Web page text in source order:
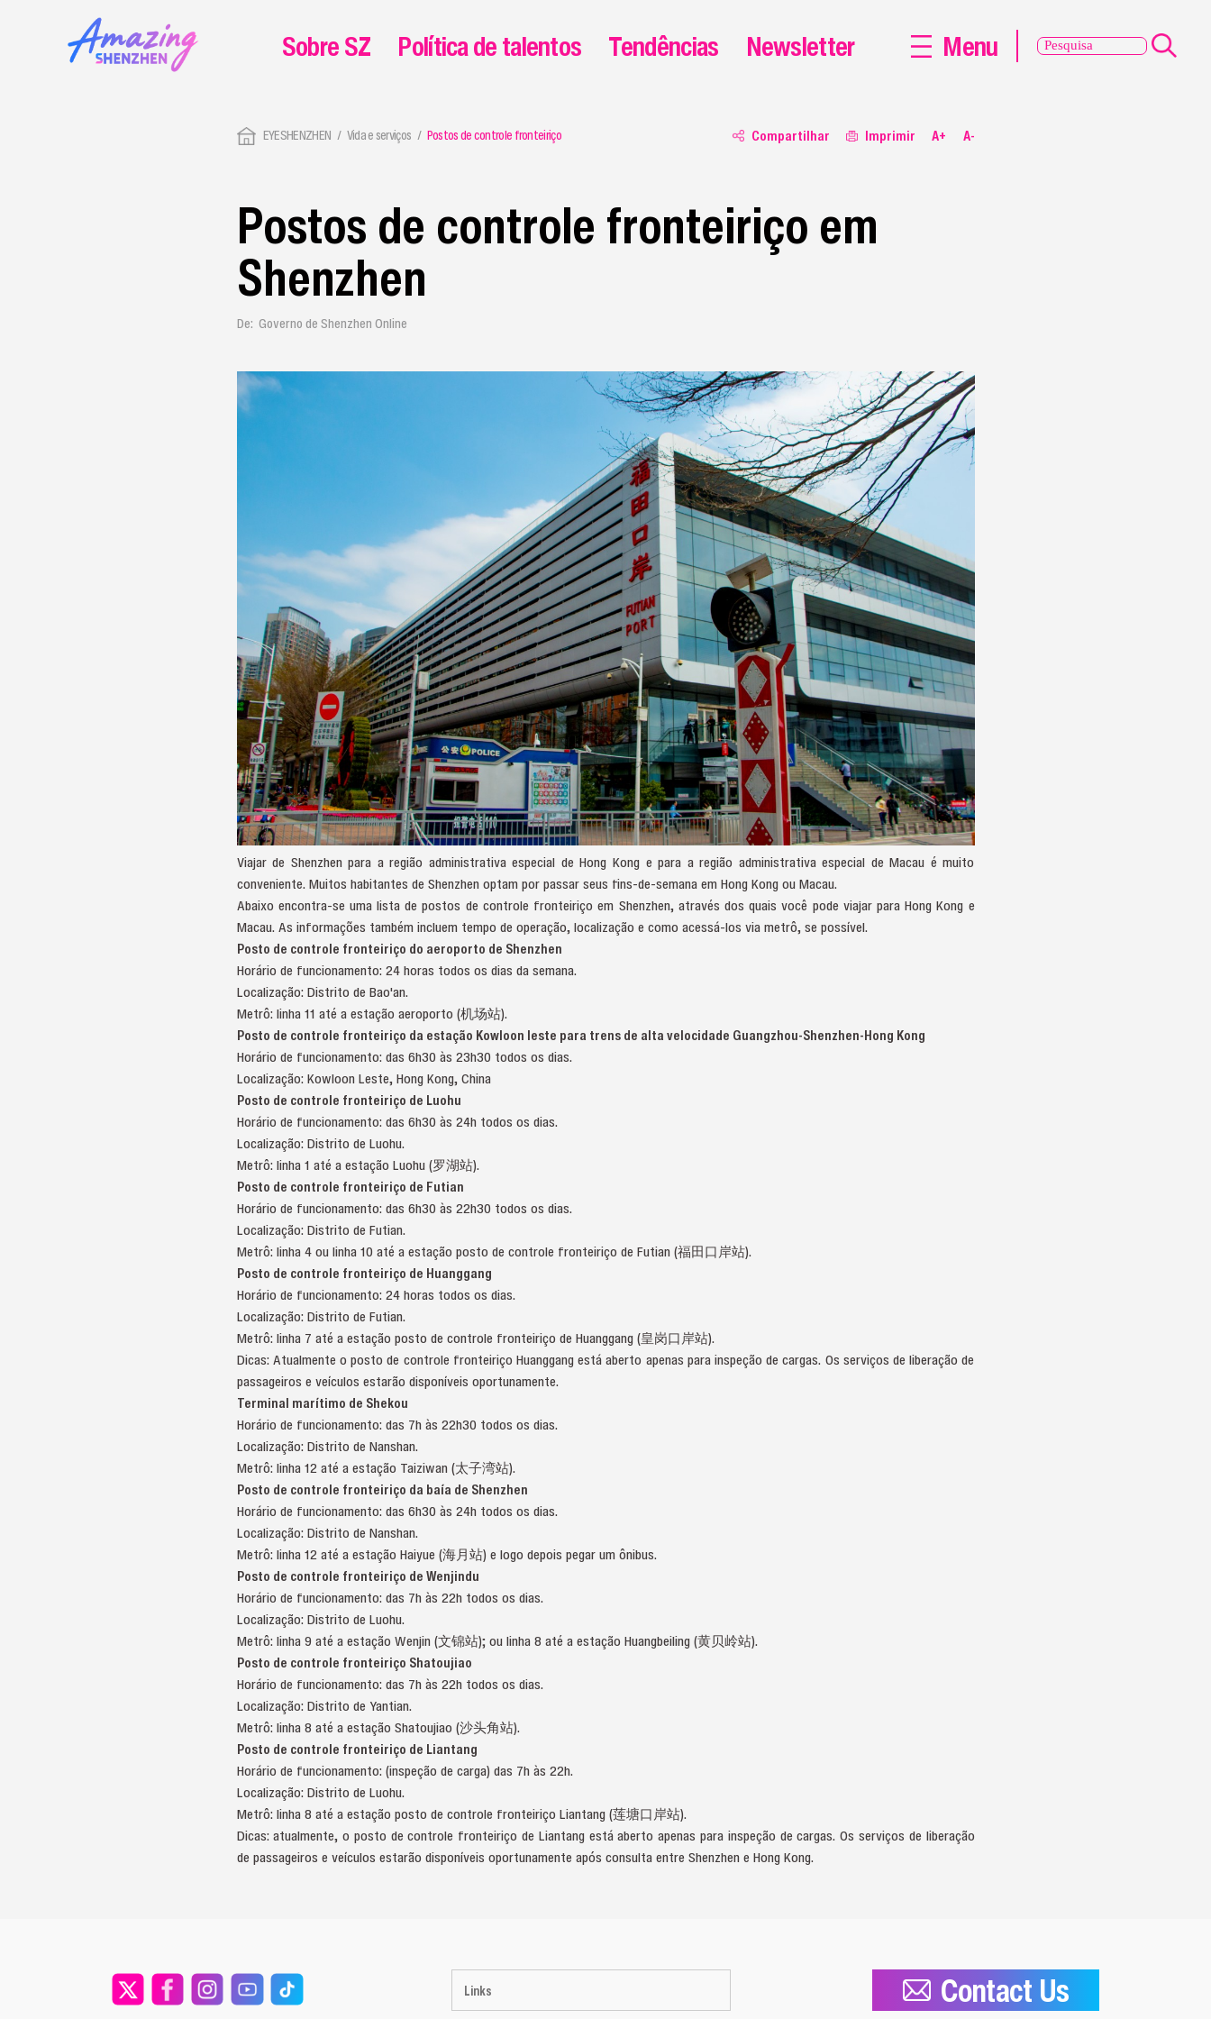
EYESHENZHEN Vida e serviços Postos de controle fronteiriço Compartilhar Imprimir A+ A-
Postos de controle fronteiriço em
Shenzhen
De: Governo de Shenzhen Online
Viajar de Shenzhen para a região administrativa especial de Hong Kong e para a região administrativa especial de Macau é muito
conveniente. Muitos habitantes de Shenzhen optam por passar seus fins-de-semana em Hong Kong ou Macau.
Abaixo encontra-se uma lista de postos de controle fronteiriço em Shenzhen, através dos quais você pode viajar para Hong Kong e
Macau. As informações também incluem tempo de operação, localização e como acessá-los via metrô, se possível.
Posto de controle fronteiriço do aeroporto de Shenzhen
Horário de funcionamento: 24 horas todos os dias da semana.
Localização: Distrito de Bao'an.
Metrô: linha 11 até a estação aeroporto (机场站).
Posto de controle fronteiriço da estação Kowloon leste para trens de alta velocidade Guangzhou-Shenzhen-Hong Kong
Horário de funcionamento: das 6h30 às 23h30 todos os dias.
Localização: Kowloon Leste, Hong Kong, China
Posto de controle fronteiriço de Luohu
Horário de funcionamento: das 6h30 às 24h todos os dias.
Localização: Distrito de Luohu.
Metrô: linha 1 até a estação Luohu (罗湖站).
Posto de controle fronteiriço de Futian
Horário de funcionamento: das 6h30 às 22h30 todos os dias.
Localização: Distrito de Futian.
Metrô: linha 4 ou linha 10 até a estação posto de controle fronteiriço de Futian (福田口岸站).
Posto de controle fronteiriço de Huanggang
Horário de funcionamento: 24 horas todos os dias.
Localização: Distrito de Futian.
Metrô: linha 7 até a estação posto de controle fronteiriço de Huanggang (皇岗口岸站).
Dicas: Atualmente o posto de controle fronteiriço Huanggang está aberto apenas para inspeção de cargas. Os serviços de liberação de
passageiros e veículos estarão disponíveis oportunamente.
Terminal marítimo de Shekou
Horário de funcionamento: das 7h às 22h30 todos os dias.
Localização: Distrito de Nanshan.
Metrô: linha 12 até a estação Taiziwan (太子湾站).
Posto de controle fronteiriço da baía de Shenzhen
Horário de funcionamento: das 6h30 às 24h todos os dias.
Localização: Distrito de Nanshan.
Metrô: linha 12 até a estação Haiyue (海月站) e logo depois pegar um ônibus.
Posto de controle fronteiriço de Wenjindu
Horário de funcionamento: das 7h às 22h todos os dias.
Localização: Distrito de Luohu.
Metrô: linha 9 até a estação Wenjin (文锦站); ou linha 8 até a estação Huangbeiling (黄贝岭站).
Posto de controle fronteiriço Shatoujiao
Horário de funcionamento: das 7h às 22h todos os dias.
Localização: Distrito de Yantian.
Metrô: linha 8 até a estação Shatoujiao (沙头角站).
Posto de controle fronteiriço de Liantang
Horário de funcionamento: (inspeção de carga) das 7h às 22h.
Localização: Distrito de Luohu.
Metrô: linha 8 até a estação posto de controle fronteiriço Liantang (莲塘口岸站).
Dicas: atualmente, o posto de controle fronteiriço de Liantang está aberto apenas para inspeção de cargas. Os serviços de liberação
de passageiros e veículos estarão disponíveis oportunamente após consulta entre Shenzhen e Hong Kong.
Sobre SZ Política de talentos Tendências Newsletter Menu
Links Contact Us